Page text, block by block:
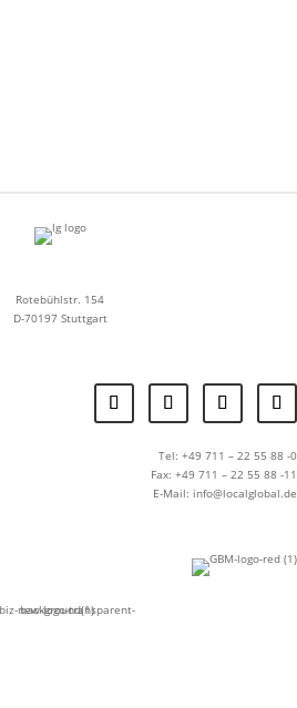
Rotebühlstr. 154
D-70197 Stuttgart
Tel: +49 711 – 22 55 88 -0
Fax: +49 711 – 22 55 88 -11
E-Mail: info@localglobal.de